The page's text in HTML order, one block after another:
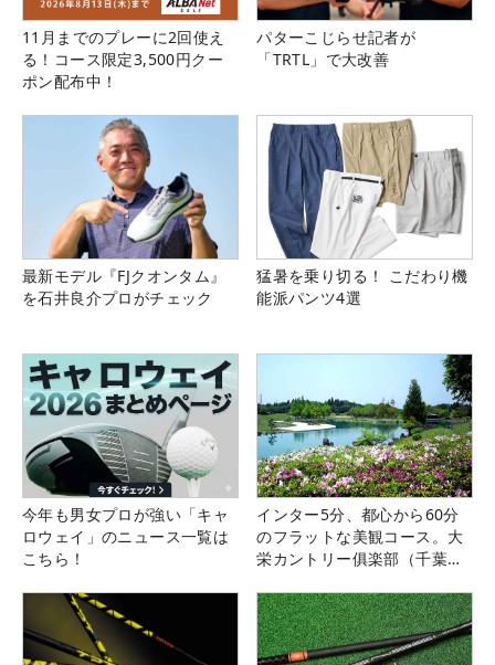
11月までのプレーに2回使え
る！コース限定3,500円クー
ポン配布中！
パターこじらせ記者が
「TRTL」で大改善
最新モデル『FJクオンタム』
を石井良介プロがチェック
猛暑を乗り切る！ こだわり機
能派パンツ4選
今年も男女プロが強い「キャ
ロウェイ」のニュース一覧は
こちら！
インター5分、都心から60分
のフラットな美観コース。大
栄カントリー俱楽部（千葉